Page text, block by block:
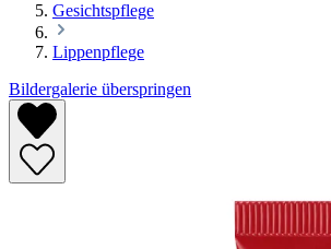
Gesichtspflege
Lippenpflege
Bildergalerie überspringen